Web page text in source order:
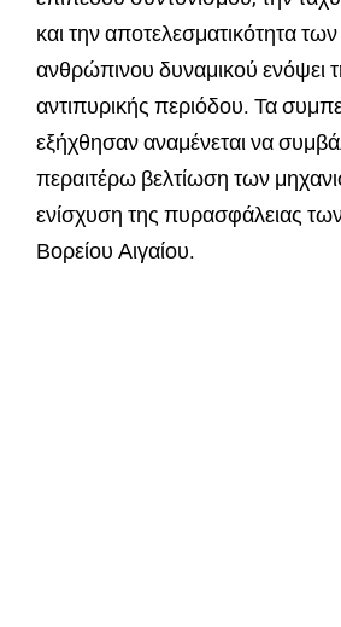
και την αποτελεσματικότητα
ανθρώπινου δυναμικού ενόψει
αντιπυρικής περιόδου. Τα
εξήχθησαν αναμένεται να
περαιτέρω βελτίωση των
ενίσχυση της πυρασφάλειας
Βορείου Αιγαίου.